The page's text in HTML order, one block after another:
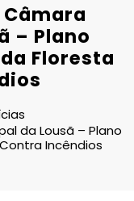
Câmara
– Plano
Floresta
da Lousã – Plano
Incêndios